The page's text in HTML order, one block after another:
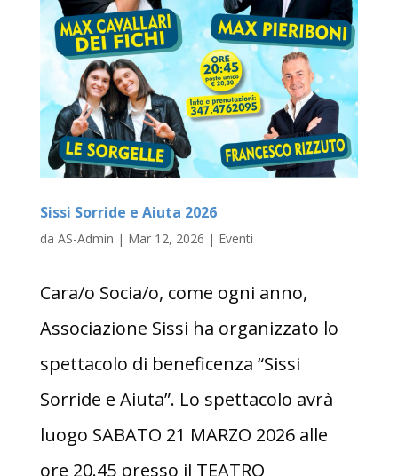
Sissi Sorride e Aiuta 2026
da AS-Admin | Mar 12, 2026 | Eventi
Cara/o Socia/o, come ogni anno,
Associazione Sissi ha organizzato lo
spettacolo di beneficenza “Sissi
Sorride e Aiuta”. Lo spettacolo avrà
luogo SABATO 21 MARZO 2026 alle
ore 20.45 presso il TEATRO